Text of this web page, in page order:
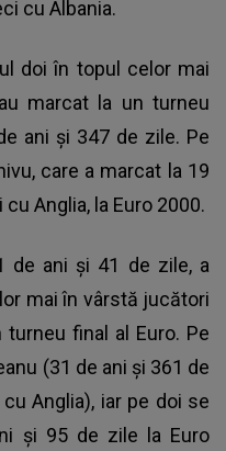
cu Albania.
doi în topul celor mai
marcat la un turneu
ani şi 347 de zile. Pe
care a marcat la 19
Anglia, la Euro 2000.
de ani şi 41 de zile, a
mai în vârstă jucători
final al Euro. Pe
(31 de ani şi 361 de
Anglia), iar pe doi se
şi 95 de zile la Euro